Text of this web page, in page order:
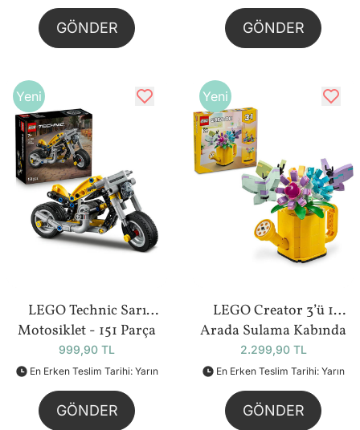
GÖNDER GÖNDER
Yeni
LEGO Technic Sarı
Motosiklet - 151 Parça
(42225)
999,90 TL
En Erken Teslim Tarihi: Yarın
GÖNDER
Yeni
LEGO Creator 3’ü 1
Arada Sulama Kabında
Çiçekler - 420 Parça
(31149)
2.299,90 TL
En Erken Teslim Tarihi: Yarın
GÖNDER